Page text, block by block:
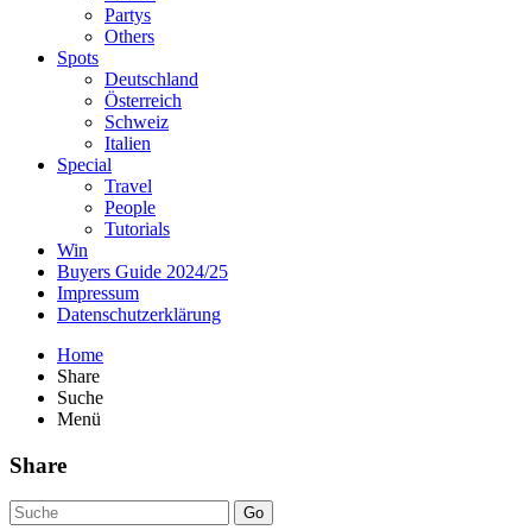
Partys
Others
Spots
Deutschland
Österreich
Schweiz
Italien
Special
Travel
People
Tutorials
Win
Buyers Guide 2024/25
Impressum
Datenschutzerklärung
Home
Share
Suche
Menü
Share
Go